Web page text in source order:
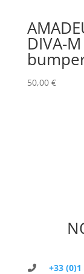
DIVA-M
50,00 €
+33